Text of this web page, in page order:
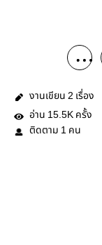
งานเขียน 2 เรื่อง
อ่าน 15.5K ครั้ง
ติดตาม 1 คน